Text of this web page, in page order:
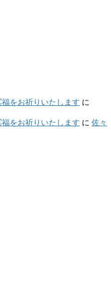
をお祈りいたします に
をお祈りいたします に 佐々